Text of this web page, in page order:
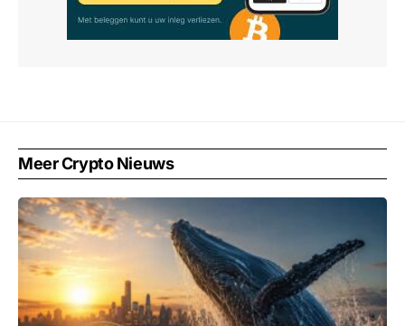
Meer Crypto Nieuws